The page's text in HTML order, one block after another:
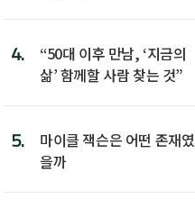
4.
“50대 이후 만남, ‘지금의
삶’ 함께할 사람 찾는 것”
5.
마이클 잭슨은 어떤 존재였
을까